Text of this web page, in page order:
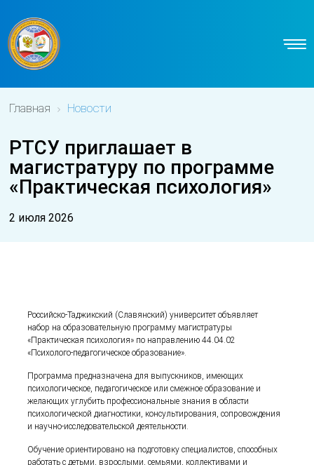
Главная Новости
РТСУ приглашает в
магистратуру по программе
«Практическая психология»
2 июля 2026
Российско-Таджикский (Славянский) университет объявляет
набор на образовательную программу магистратуры
«Практическая психология» по направлению 44.04.02
«Психолого-педагогическое образование».
Программа предназначена для выпускников, имеющих
психологическое, педагогическое или смежное образование и
желающих углубить профессиональные знания в области
психологической диагностики, консультирования, сопровождения
и научно-исследовательской деятельности.
Обучение ориентировано на подготовку специалистов, способных
работать с детьми, взрослыми, семьями, коллективами и